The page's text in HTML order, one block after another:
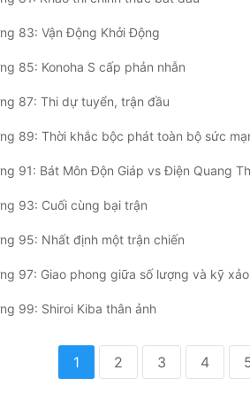
83: Vận Động Khởi Động
85: Konoha S cấp phản nhẫn
87: Thi dự tuyển, trận đầu
89: Thời khắc bộc phát toàn bộ sức
91: Bát Môn Độn Giáp vs Điện Quang
93: Cuối cùng bại trận
95: Nhất định một trận chiến
97: Giao phong giữa số lượng và kỹ xảo
99: Shiroi Kiba thân ảnh
1 2 3 4